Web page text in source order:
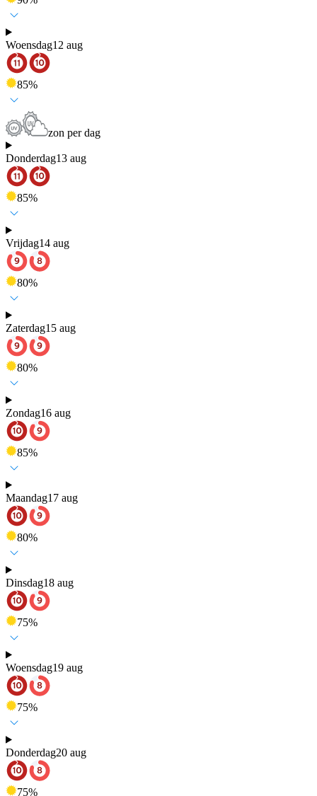
Woensdag12 aug
85%
zon per dag
Donderdag13 aug
85%
Vrijdag14 aug
80%
Zaterdag15 aug
80%
Zondag16 aug
85%
Maandag17 aug
80%
Dinsdag18 aug
75%
Woensdag19 aug
75%
Donderdag20 aug
75%